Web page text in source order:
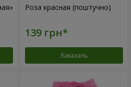
Роза красная (поштучно)
Заказать